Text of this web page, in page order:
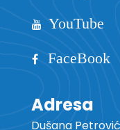
YouTube
FaceBook
Adresa
Dušana